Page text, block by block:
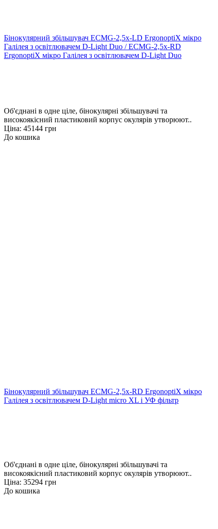
Бінокулярний збільшувач ECMG-2,5x-LD ErgonoptiX мікро
Галілея з освітлювачем D-Light Duo / ECMG-2,5x-RD
ErgonoptiX мікро Галілея з освітлювачем D-Light Duo
Об'єднані в одне ціле, бінокулярні збільшувачі та
високоякісний пластиковий корпус окулярів утворюют..
Ціна: 45144 грн
До кошика
Бінокулярний збільшувач ECMG-2,5x-RD ErgonoptiX мікро
Галілея з освітлювачем D-Light micro XL і УФ фільтр
Об'єднані в одне ціле, бінокулярні збільшувачі та
високоякісний пластиковий корпус окулярів утворюют..
Ціна: 35294 грн
До кошика